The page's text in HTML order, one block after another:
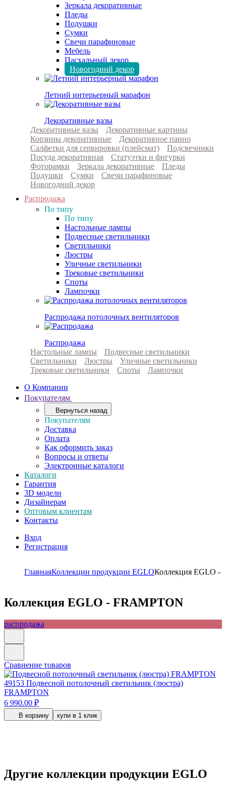
Зеркала декоративные
Пледы
Подушки
Сумки
Свечи парафиновые
Мебель
Пасхальный декор
Новогодний декор
Летний интерьерный марафон
Декоративные вазы
Декоративные вазы
Декоративные картины
Корзины декоративные
Декоративное панно
Салфетки для сервировки (плейсмат)
Подсвечники
Посуда декоративная
Статуэтки и фигурки
Фоторамки
Зеркала декоративные
Пледы
Подушки
Сумки
Свечи парафиновые
Новогодний декор
Распродажа
По типу
По типу
Настольные лампы
Подвесные светильники
Светильники
Люстры
Уличные светильники
Трековые светильники
Споты
Лампочки
Распродажа потолочных вентиляторов
Распродажа
Настольные лампы
Подвесные светильники
Светильники
Люстры
Уличные светильники
Трековые светильники
Споты
Лампочки
О Компании
Покупателям
Вернуться назад
Покупателям
Доставка
Оплата
Как оформить заказ
Вопросы и ответы
Электронные каталоги
Каталоги
Гарантия
3D модели
Дизайнерам
Оптовым клиентам
Контакты
Вход
Регистрация
ГлавнаяКоллекции продукции EGLOКоллекция EGLO -
Коллекция EGLO - FRAMPTON
распродажа
Сравнение товаров
49153 Подвесной потолочный светильник (люстра)
FRAMPTON
6 990.00 ₽
В корзину купи в 1 клик
Другие коллекции продукции EGLO